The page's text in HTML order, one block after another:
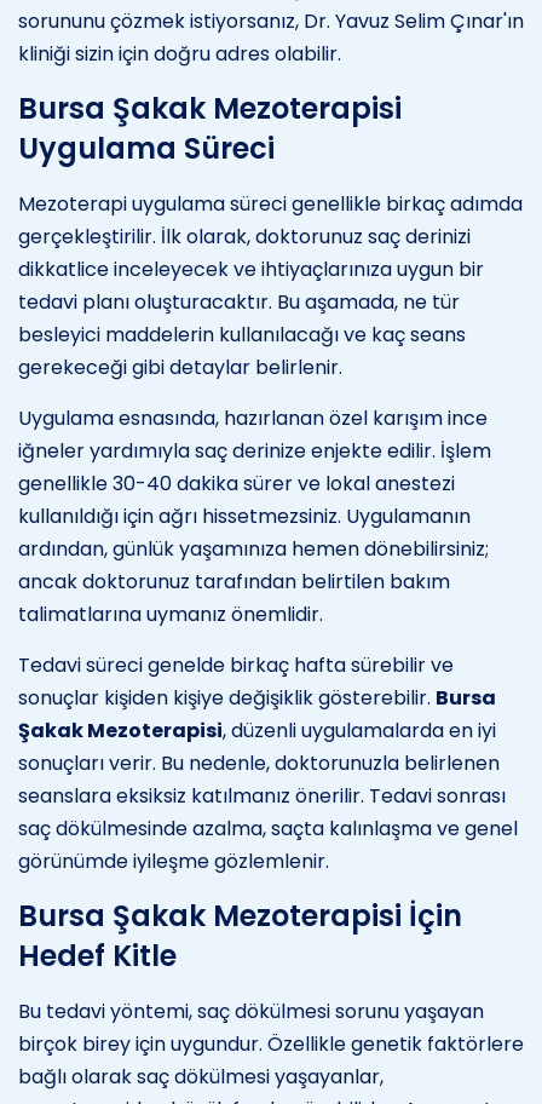
sorununu çözmek istiyorsanız, Dr. Yavuz Selim Çınar'ın
kliniği sizin için doğru adres olabilir.
Bursa Şakak Mezoterapisi
Uygulama Süreci
Mezoterapi uygulama süreci genellikle birkaç adımda
gerçekleştirilir. İlk olarak, doktorunuz saç derinizi
dikkatlice inceleyecek ve ihtiyaçlarınıza uygun bir
tedavi planı oluşturacaktır. Bu aşamada, ne tür
besleyici maddelerin kullanılacağı ve kaç seans
gerekeceği gibi detaylar belirlenir.
Uygulama esnasında, hazırlanan özel karışım ince
iğneler yardımıyla saç derinize enjekte edilir. İşlem
genellikle 30-40 dakika sürer ve lokal anestezi
kullanıldığı için ağrı hissetmezsiniz. Uygulamanın
ardından, günlük yaşamınıza hemen dönebilirsiniz;
ancak doktorunuz tarafından belirtilen bakım
talimatlarına uymanız önemlidir.
Tedavi süreci genelde birkaç hafta sürebilir ve
sonuçlar kişiden kişiye değişiklik gösterebilir. Bursa
Şakak Mezoterapisi, düzenli uygulamalarda en iyi
sonuçları verir. Bu nedenle, doktorunuzla belirlenen
seanslara eksiksiz katılmanız önerilir. Tedavi sonrası
saç dökülmesinde azalma, saçta kalınlaşma ve genel
görünümde iyileşme gözlemlenir.
Bursa Şakak Mezoterapisi İçin
Hedef Kitle
Bu tedavi yöntemi, saç dökülmesi sorunu yaşayan
birçok birey için uygundur. Özellikle genetik faktörlere
bağlı olarak saç dökülmesi yaşayanlar,